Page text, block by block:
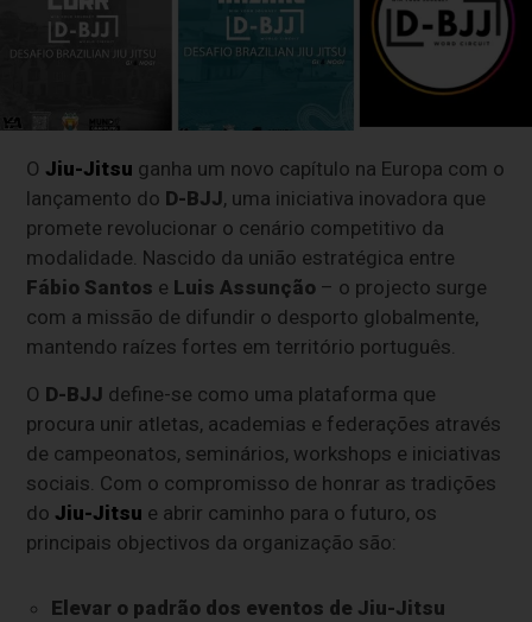
O Jiu-Jitsu ganha um novo capítulo na Europa com o
lançamento do D-BJJ, uma iniciativa inovadora que
promete revolucionar o cenário competitivo da
modalidade. Nascido da união estratégica entre
Fábio Santos e Luis Assunção – o projecto surge
com a missão de difundir o desporto globalmente,
mantendo raízes fortes em território português.
O D-BJJ define-se como uma plataforma que
procura unir atletas, academias e federações através
de campeonatos, seminários, workshops e iniciativas
sociais. Com o compromisso de honrar as tradições
do Jiu-Jitsu e abrir caminho para o futuro, os
principais objectivos da organização são:
Elevar o padrão dos eventos de Jiu-Jitsu